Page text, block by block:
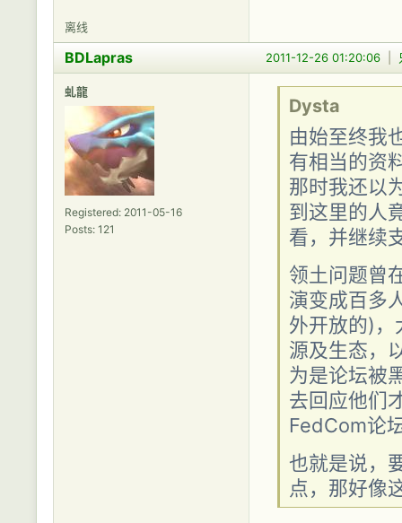
离线
2011-12-26 01:20:06
BDLapras
虬龍
Registered: 2011-05-16
Posts: 121
Dysta
由始至终我
有相当的资
那时我还以
到这里的人
看，并继续
领土问题曾
演变成百多
外开放的)，
源及生态，
为是论坛被
去回应他们
FedCom论
也就是说，
点，那好像